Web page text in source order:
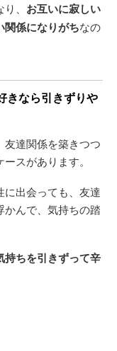
、 お互いに寂しい
関係になりがちなの
きなら引きずりや
達関係を築きつつ
スがあります。
に出会っても、友達
かんで、気持ちの踏
持ちを引きずって辛